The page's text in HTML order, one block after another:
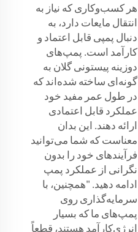
هر کسب‌وکاری که نیاز به
انتقال مایعات دارد، به
دنبال پمپی قابل اعتماد و
کارآمد است. پمپ‌های
دوزینه پیستونی گلان به
گونه‌ای ساخته شده‌اند که
در طول عمر مفید خود
عملکرد قابل اعتمادی
ارائه دهند. این بدان
معناست که شما می‌توانید
فرآیندهای خود را بدون
نگرانی از عملکرد پمپ
ادامه دهید. "همچنین، با
سرمایه‌گذاری روی
پمپ‌های ما که بسیار
انرژی‌کارآمد هستند، قطعاً